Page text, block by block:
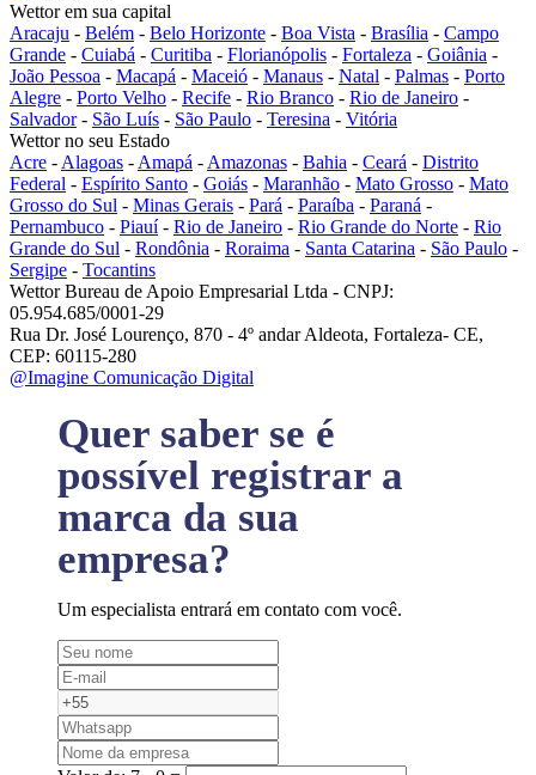
Wettor em sua capital
Aracaju - Belém - Belo Horizonte - Boa Vista - Brasília - Campo
Grande - Cuiabá - Curitiba - Florianópolis - Fortaleza - Goiânia -
João Pessoa - Macapá - Maceió - Manaus - Natal - Palmas - Porto
Alegre - Porto Velho - Recife - Rio Branco - Rio de Janeiro -
Salvador- São Luís - São Paulo - Teresina - Vitória
Wettor no seu Estado
Acre - Alagoas - Amapá - Amazonas - Bahia - Ceará - Distrito
Federal - Espírito Santo - Goiás - Maranhão - Mato Grosso - Mato
Grosso do Sul - Minas Gerais - Pará - Paraíba - Paraná -
Pernambuco - Piauí- Rio de Janeiro - Rio Grande do Norte - Rio
Grande do Sul - Rondônia - Roraima - Santa Catarina - São Paulo -
Sergipe - Tocantins
Wettor Bureau de Apoio Empresarial Ltda - CNPJ:
05.954.685/0001-29
Rua Dr. José Lourenço, 870 - 4º andar Aldeota, Fortaleza- CE,
CEP: 60115-280
@Imagine Comunicação Digital
Quer saber se é
possível registrar a
marca da sua
empresa?
Um especialista entrará em contato com você.